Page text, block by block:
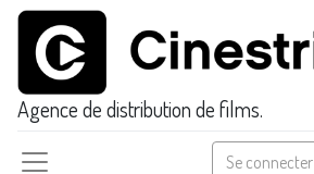
Agence de distribution de films.
Se connecter